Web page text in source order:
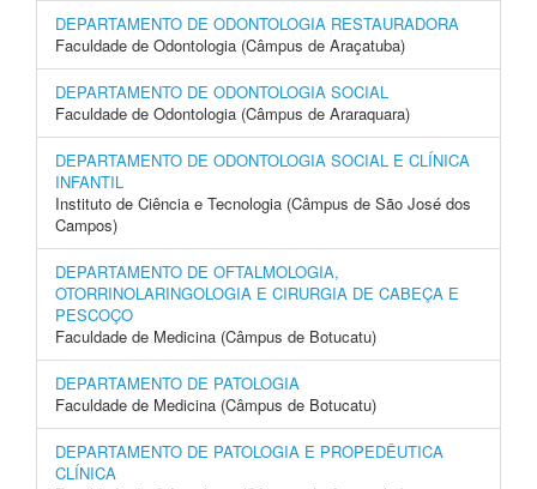
DEPARTAMENTO DE ODONTOLOGIA RESTAURADORA
Faculdade de Odontologia (Câmpus de Araçatuba)
DEPARTAMENTO DE ODONTOLOGIA SOCIAL
Faculdade de Odontologia (Câmpus de Araraquara)
DEPARTAMENTO DE ODONTOLOGIA SOCIAL E CLÍNICA
INFANTIL
Instituto de Ciência e Tecnologia (Câmpus de São José dos
Campos)
DEPARTAMENTO DE OFTALMOLOGIA,
OTORRINOLARINGOLOGIA E CIRURGIA DE CABEÇA E
PESCOÇO
Faculdade de Medicina (Câmpus de Botucatu)
DEPARTAMENTO DE PATOLOGIA
Faculdade de Medicina (Câmpus de Botucatu)
DEPARTAMENTO DE PATOLOGIA E PROPEDÊUTICA
CLÍNICA